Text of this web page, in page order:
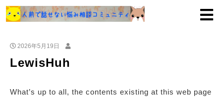
2026年5月19日
LewisHuh
What’s up to all, the contents existing at this web page